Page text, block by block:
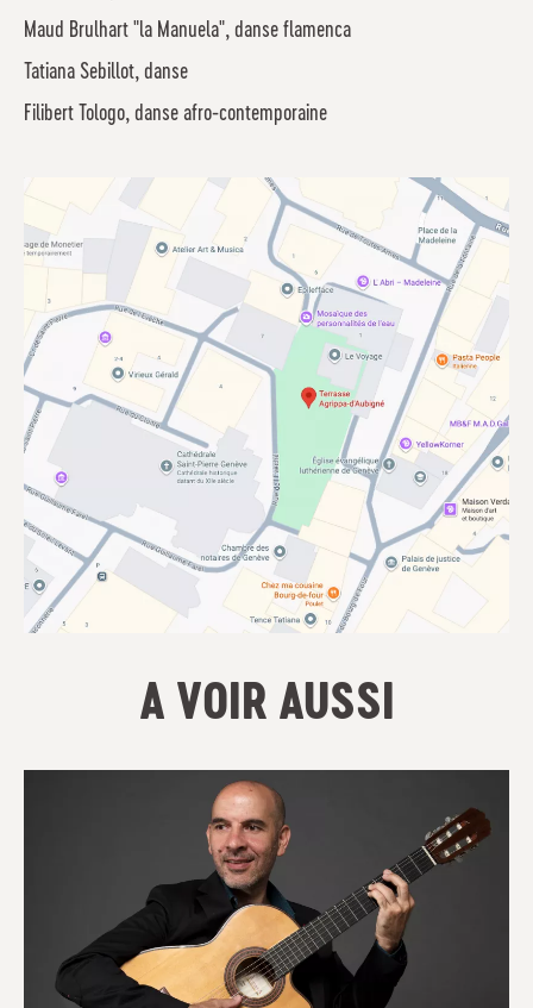
Maud Brulhart "la Manuela", danse flamenca
Tatiana Sebillot, danse
Filibert Tologo, danse afro-contemporaine
A VOIR AUSSI